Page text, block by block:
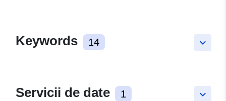
keyboard_arrow_down
Keywords 14
keyboard_arrow_down
Servicii de date 1